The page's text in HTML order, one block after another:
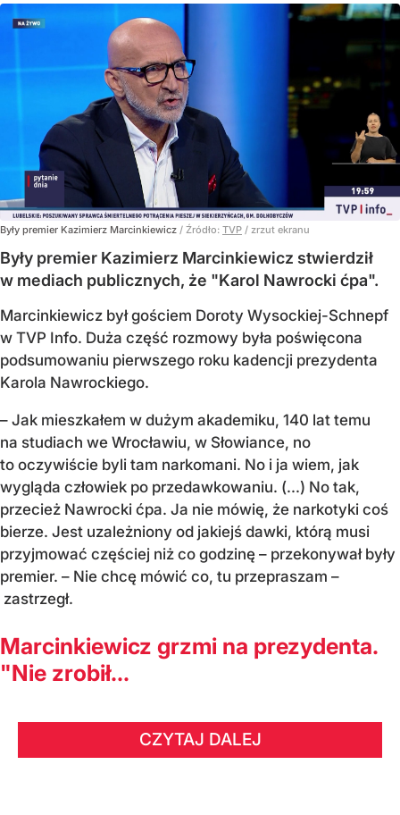
Były premier Kazimierz Marcinkiewicz / Źródło: TVP / zrzut ekranu
Były premier Kazimierz Marcinkiewicz stwierdził
w mediach publicznych, że "Karol Nawrocki ćpa".
Marcinkiewicz był gościem Doroty Wysockiej-Schnepf
w TVP Info. Duża część rozmowy była poświęcona
podsumowaniu pierwszego roku kadencji prezydenta
Karola Nawrockiego.
– Jak mieszkałem w dużym akademiku, 140 lat temu
na studiach we Wrocławiu, w Słowiance, no
to oczywiście byli tam narkomani. No i ja wiem, jak
wygląda człowiek po przedawkowaniu. (...) No tak,
przecież Nawrocki ćpa. Ja nie mówię, że narkotyki coś
bierze. Jest uzależniony od jakiejś dawki, którą musi
przyjmować częściej niż co godzinę – przekonywał były
premier. – Nie chcę mówić co, tu przepraszam –
zastrzegł.
Marcinkiewicz grzmi na prezydenta.
"Nie zrobił...
CZYTAJ DALEJ